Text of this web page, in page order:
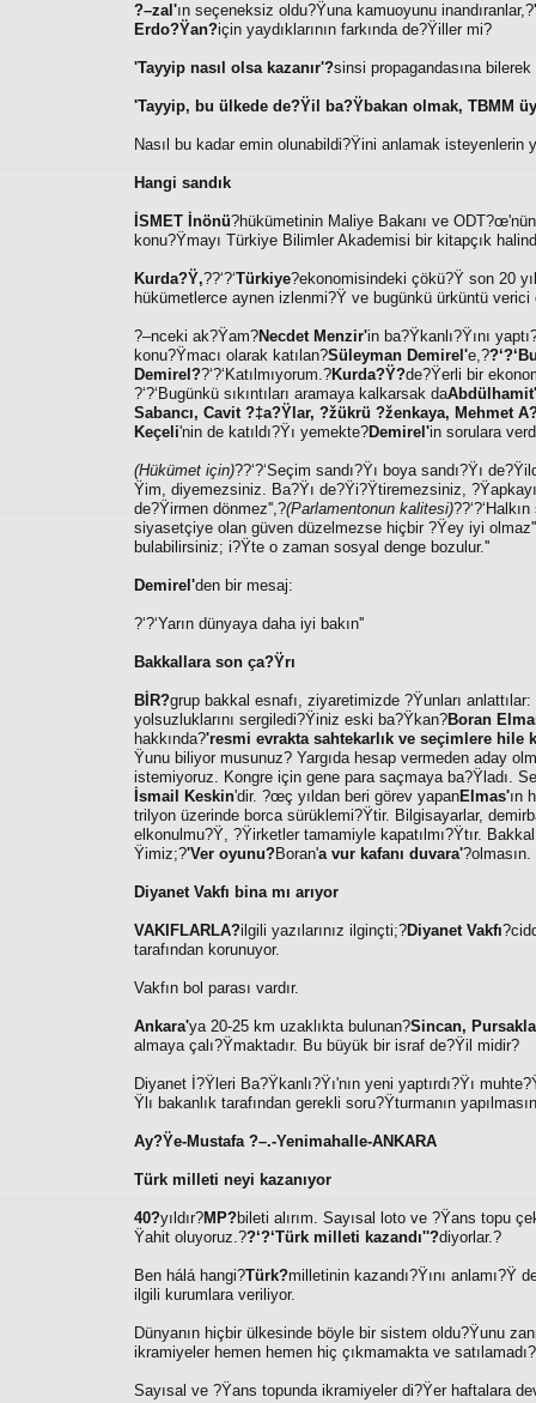
?–zal'ın seçeneksiz oldu?Ÿuna kamuoyunu inandıranlar,?
Erdo?Ÿan?için yaydıklarının farkında de?Ÿiller mi?
'Tayyip nasıl olsa kazanır'?sinsi propagandasına
'Tayyip, bu ülkede de?Ÿil ba?Ÿbakan olmak, TBMM
Nasıl bu kadar emin olunabildi?Ÿini anlamak isteyenlerin
Hangi sandık
İSMET İnönü?hükümetinin Maliye Bakanı ve
konu?Ÿmayı Türkiye Bilimler Akademisi bir kitapçık
Kurda?Ÿ,??‘?‘Türkiye?ekonomisindeki çökü?Ÿ son 20
hükümetlerce aynen izlenmi?Ÿ ve bugünkü ürküntü verici
?–nceki ak?Ÿam?Necdet Menzir'in ba?Ÿkanlı?Ÿını
konu?Ÿmacı olarak katılan?Süleyman Demirel'e,?
Demirel??‘?‘Katılmıyorum.?Kurda?Ÿ?de?Ÿerli bir
?‘?‘Bugünkü sıkıntıları aramaya kalkarsak daAbdülhamit'
Sabancı, Cavit ?‡a?Ÿlar, ?žükrü ?ženkaya, Mehmet
Keçeli'nin de katıldı?Ÿı yemekte?Demirel'in sorulara
(Hükümet için)??‘?‘Seçim sandı?Ÿı boya sandı?Ÿı
Ÿim, diyemezsiniz. Ba?Ÿı de?Ÿi?Ÿtiremezsiniz,
de?Ÿirmen dönmez'',?(Parlamentonun kalitesi)
siyasetçiye olan güven düzelmezse hiçbir ?Ÿey iyi olmaz'',
bulabilirsiniz; i?Ÿte o zaman sosyal denge bozulur.''
Demirel'den bir mesaj:
?‘?‘Yarın dünyaya daha iyi bakın''
Bakkallara son ça?Ÿrı
BİR?grup bakkal esnafı, ziyaretimizde ?Ÿunları
yolsuzluklarını sergiledi?Ÿiniz eski ba?Ÿkan?Boran
hakkında?'resmi evrakta sahtekarlık ve seçimlere hile
Ÿunu biliyor musunuz? Yargıda hesap vermeden aday
istemiyoruz. Kongre için gene para saçmaya ba?Ÿladı.
İsmail Keskin'dir. ?œç yıldan beri görev yapanElmas'ın
trilyon üzerinde borca sürüklemi?Ÿtir. Bilgisayarlar,
elkonulmu?Ÿ, ?Ÿirketler tamamiyle kapatılmı?Ÿtır.
Ÿimiz;?'Ver oyunu?Boran'a vur kafanı duvara'?olmasın.
Diyanet Vakfı bina mı arıyor
VAKIFLARLA?ilgili yazılarınız ilginçti;?Diyanet Vakfı
tarafından korunuyor.
Vakfın bol parası vardır.
Ankara'ya 20-25 km uzaklıkta bulunan?Sincan,
almaya çalı?Ÿmaktadır. Bu büyük bir israf de?Ÿil midir?
Diyanet İ?Ÿleri Ba?Ÿkanlı?Ÿı'nın yeni yaptırdı?Ÿı
Ÿlı bakanlık tarafından gerekli soru?Ÿturmanın
Ay?Ÿe-Mustafa ?–.-Yenimahalle-ANKARA
Türk milleti neyi kazanıyor
40?yıldır?MP?bileti alırım. Sayısal loto ve ?Ÿans topu
Ÿahit oluyoruz.??‘?‘Türk milleti kazandı''?diyorlar.?
Ben hálá hangi?Türk?milletinin kazandı?Ÿını anlamı?Ÿ
ilgili kurumlara veriliyor.
Dünyanın hiçbir ülkesinde böyle bir sistem oldu?Ÿunu
ikramiyeler hemen hemen hiç çıkmamakta ve
Sayısal ve ?Ÿans topunda ikramiyeler di?Ÿer haftalara